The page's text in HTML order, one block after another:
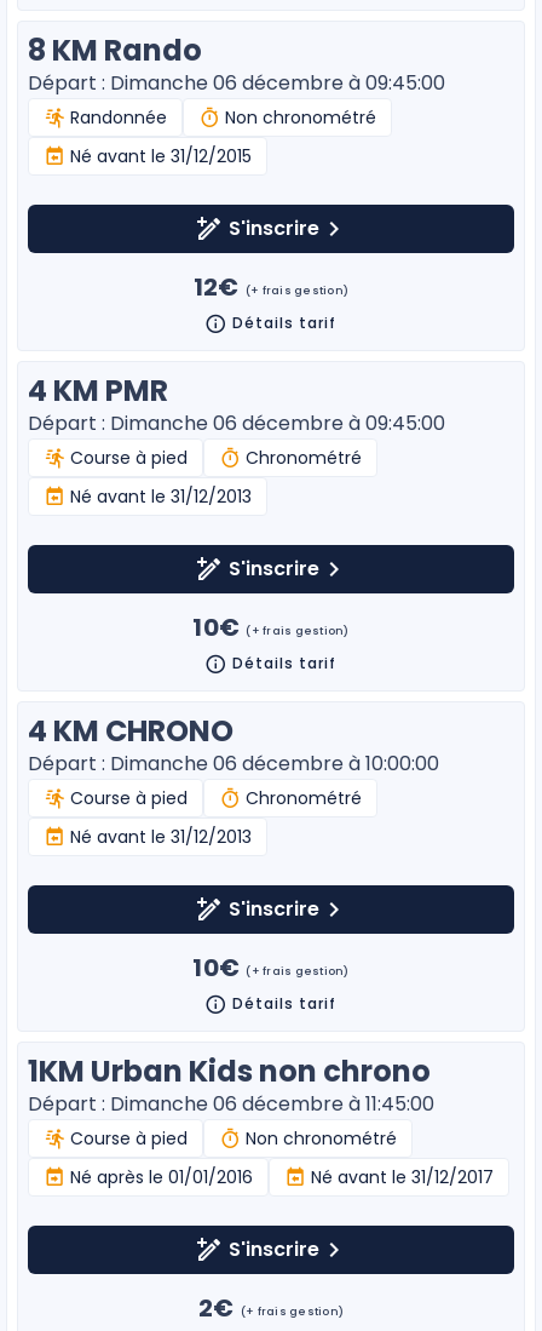
8 KM Rando
Départ : Dimanche 06 décembre à 09:45:00
Randonnée
Non chronométré
Né avant le 31/12/2015
S'inscrire
12€ (+ frais gestion)
Détails tarif
4 KM PMR
Départ : Dimanche 06 décembre à 09:45:00
Course à pied
Chronométré
Né avant le 31/12/2013
S'inscrire
10€ (+ frais gestion)
Détails tarif
4 KM CHRONO
Départ : Dimanche 06 décembre à 10:00:00
Course à pied
Chronométré
Né avant le 31/12/2013
S'inscrire
10€ (+ frais gestion)
Détails tarif
1KM Urban Kids non chrono
Départ : Dimanche 06 décembre à 11:45:00
Course à pied
Non chronométré
Né après le 01/01/2016
Né avant le 31/12/2017
S'inscrire
2€ (+ frais gestion)